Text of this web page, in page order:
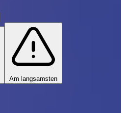
Am langsamsten